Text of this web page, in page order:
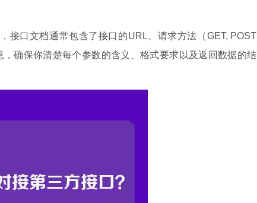
接口文档通常包含了接口的URL、请求方法（GET, POST
确保你清楚每个参数的含义、格式要求以及返回数据的结